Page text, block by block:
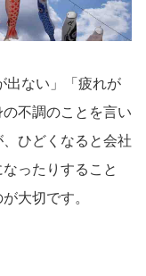
出ない」「疲れが
不調のことを言い
ひどくなると会社
ったりすること
大切です。